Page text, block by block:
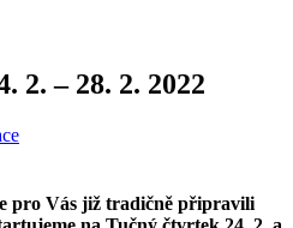
2. – 28. 2. 2022
pro Vás již tradičně připravili